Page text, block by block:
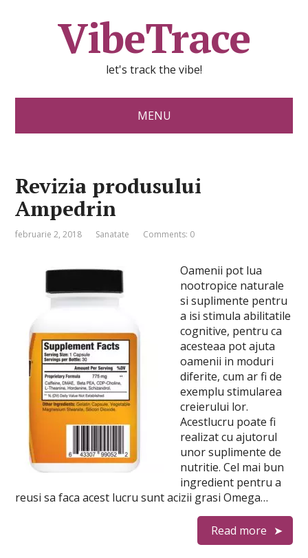
VibeTrace
let's track the vibe!
MENU
Revizia produsului
Ampedrin
februarie 2, 2018 Sanatate Comments: 0
Oamenii pot lua
nootropice naturale
si suplimente pentru
a isi stimula abilitatile
cognitive, pentru ca
acesteaa pot ajuta
oamenii in moduri
diferite, cum ar fi de
exemplu stimularea
creierului lor.
Acestlucru poate fi
realizat cu ajutorul
unor suplimente de
nutritie. Cel mai bun
ingredient pentru a
reusi sa faca acest lucru sunt acizii grasi Omega…
Read more